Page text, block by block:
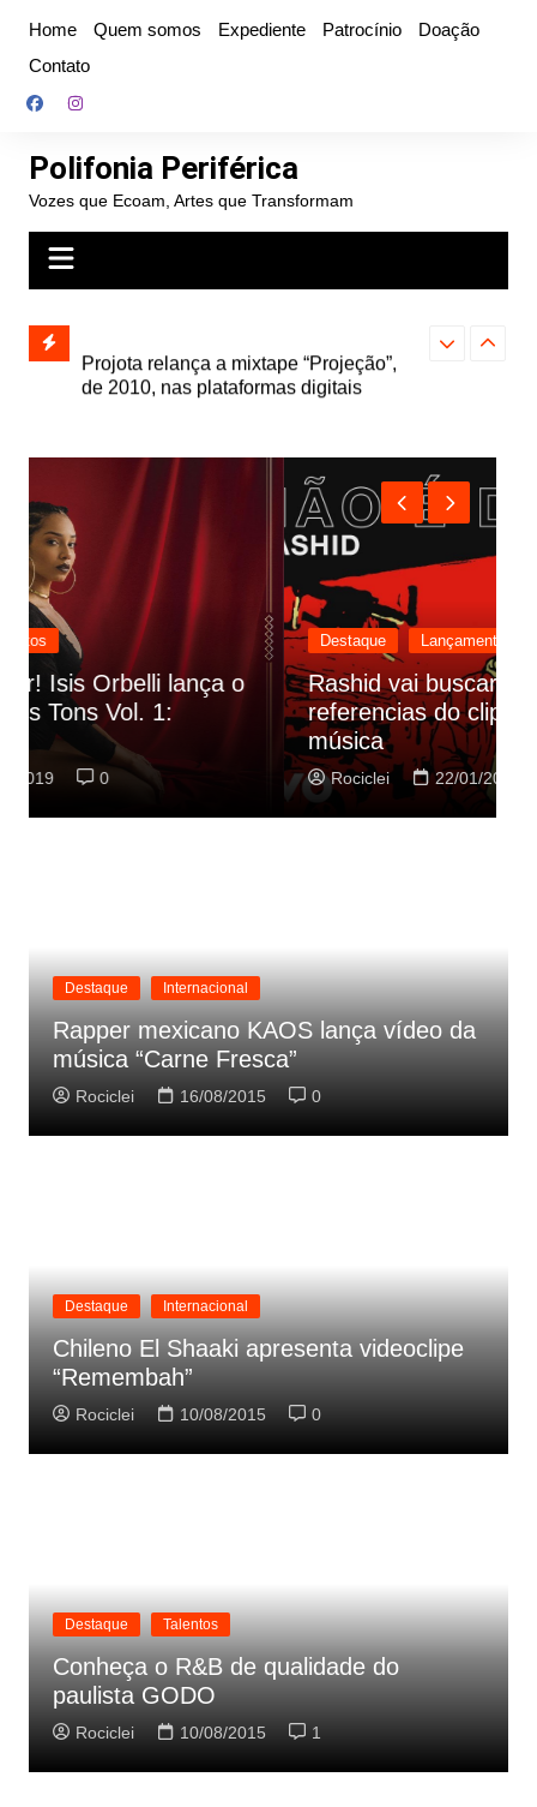
conteúdo
Home Quem somos Expediente Patrocínio
Doação
Contato
Polifonia Periférica
Vozes que Ecoam, Artes que Transformam
e abre
autoral,
de 2010, nas plataformas digitais
Farofa
Destaque
Rashid vai buscar nos HQs as
referencias do clipe de sua nova
música
Rociclei 0
Destaque Internacional
Rapper mexicano KAOS lança vídeo da
música “Carne Fresca”
Rociclei 16/08/2015 0
Destaque Internacional
Chileno El Shaaki apresenta videoclipe
“Remembah”
Rociclei 10/08/2015 0
Destaque Talentos
Conheça o R&B de qualidade do
paulista GODO
Rociclei 10/08/2015 1